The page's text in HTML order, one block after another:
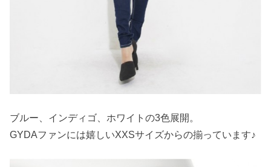
ブルー、インディゴ、ホワイトの3色展開。
GYDAファンには嬉しいXXSサイズからの揃っています♪